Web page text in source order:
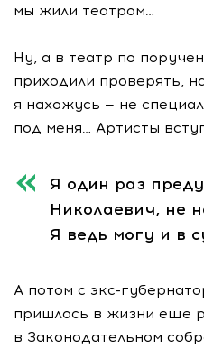
мы жили театром…
Ну, а в театр по
приходили проверять,
я нахожусь — не
под меня… Артисты
Я один раз
Николаевич, не
Я ведь могу и в
А потом с экс-
пришлось в жизни еще
в Законодательном